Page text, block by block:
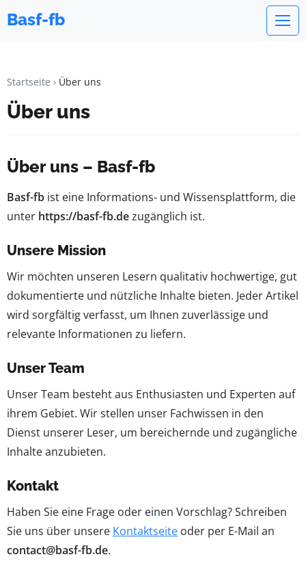
Basf-fb
Startseite Über uns
Über uns
Über uns – Basf-fb
Basf-fb ist eine Informations- und Wissensplattform, die
unter https://basf-fb.dezugänglich ist.
Unsere Mission
Wir möchten unseren Lesern qualitativ hochwertige, gut
dokumentierte und nützliche Inhalte bieten. Jeder Artikel
wird sorgfältig verfasst, um Ihnen zuverlässige und
relevante Informationen zu liefern.
Unser Team
Unser Team besteht aus Enthusiasten und Experten auf
ihrem Gebiet. Wir stellen unser Fachwissen in den
Dienst unserer Leser, um bereichernde und zugängliche
Inhalte anzubieten.
Kontakt
Haben Sie eine Frage oder einen Vorschlag? Schreiben
Sie uns über unsere Kontaktseite oder per E-Mail an
contact@basf-fb.de.